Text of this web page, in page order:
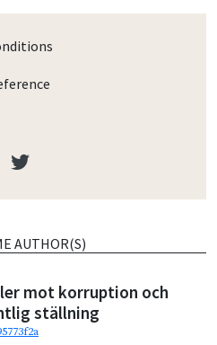
AUTHOR(S)
mot korruption och
ställning